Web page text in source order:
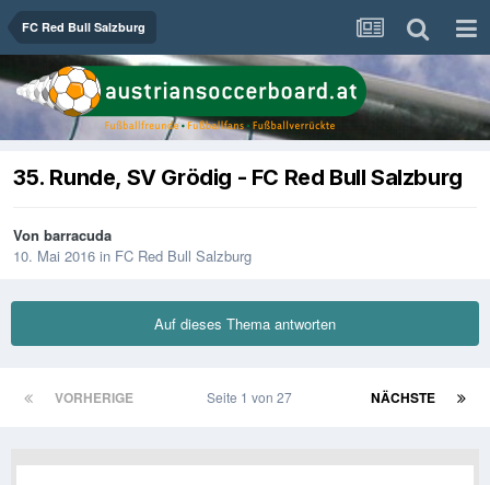
FC Red Bull Salzburg
35. Runde, SV Grödig - FC Red Bull Salzburg
Von barracuda
10. Mai 2016 in FC Red Bull Salzburg
Auf dieses Thema antworten
VORHERIGE NÄCHSTE
Seite 1 von 27